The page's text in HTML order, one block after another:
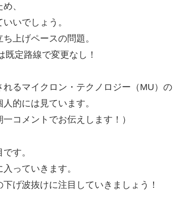
、
いでしょう。
上げペースの問題。
定路線で変更なし！
るマイクロン・テクノロジー（MU）の
的には見ています。
コメントでお伝えします！）
す。
っていきます。
げ波抜けに注目していきましょう！